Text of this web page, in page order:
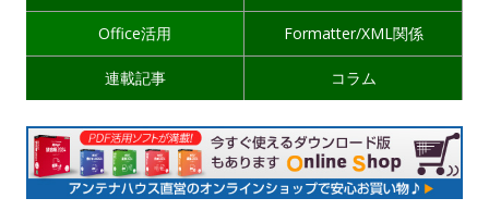
Office活用 Formatter/XML関係
連載記事 コラム